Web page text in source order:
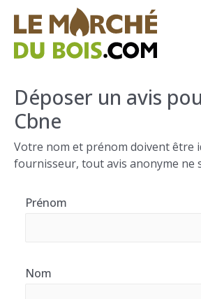
CHAUFFAGE AU BOIS
FAQ
CALCULER SA CONSOMMATION
Déposer un avis
Cbne
Votre nom et prénom doivent être
fournisseur, tout avis anonyme ne
Prénom
Nom